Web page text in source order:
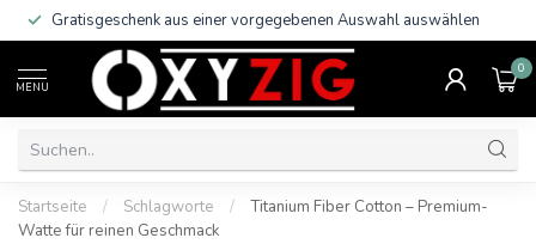
Gratisgeschenk aus einer vorgegebenen Auswahl auswählen
MENU
0
Startseite / Schlagworte /
Titanium Fiber Cotton – Premium-
Watte für reinen Geschmack